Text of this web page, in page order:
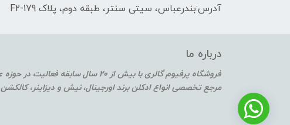
آدرس:بندرعباس، سیتی سنتر، طبقه دوم، پلاک F2-179
درباره ما
فروشگاه پرفیوم گالری با بیش از 20 سال سابقه فعالیت در حوزه عطر و ادکلن
مرجع تخصصی انواع ادکلن برند اورجینال، نیش و دیزاینر، کالکشن